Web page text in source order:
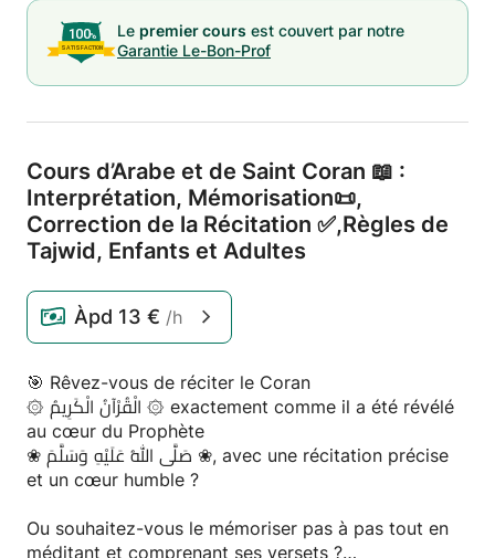
Le premier cours est couvert par notre
Garantie Le-Bon-Prof
Cours d’Arabe et de Saint Coran 📖 :
Interprétation, Mémorisation📜,
Correction de la Récitation ✅,Règles de
Tajwid, Enfants et Adultes
Àpd 13 € /h
🎯 Rêvez-vous de réciter le Coran
۞ الْقُرْآنُ الْكَرِيمُ ۞ exactement comme il a été révélé
au cœur du Prophète
❀ صَلَّى اللهُ عَلَيْهِ وَسَلَّمَ ❀, avec une récitation précise
et un cœur humble ?
Ou souhaitez-vous le mémoriser pas à pas tout en
méditant et comprenant ses versets ?